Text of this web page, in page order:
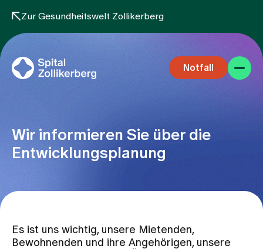
Zur Gesundheitswelt Zollikerberg
Notfall
Fachbereiche
Wir informieren Sie über die
Entwicklungsplanung
Es ist uns wichtig, unsere Mietenden,
Bewohnenden und ihre Angehörigen, unsere